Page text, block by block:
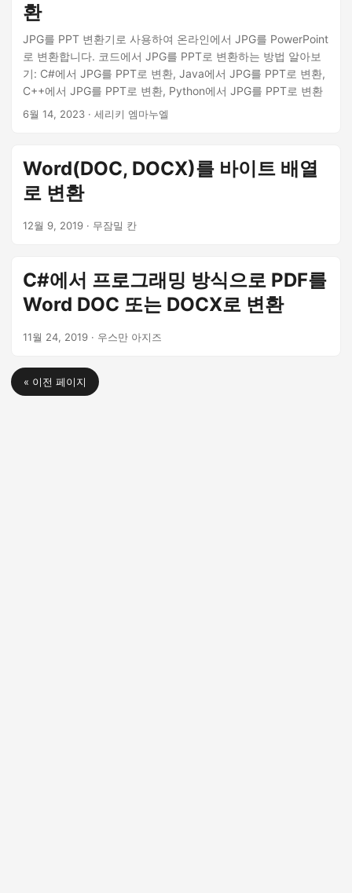
환
JPG를 PPT 변환기로 사용하여 온라인에서 JPG를 PowerPoint
로 변환합니다. 코드에서 JPG를 PPT로 변환하는 방법 알아보
기: C#에서 JPG를 PPT로 변환, Java에서 JPG를 PPT로 변환,
C++에서 JPG를 PPT로 변환, Python에서 JPG를 PPT로 변환
6월 14, 2023 · 세리키 엠마누엘
Word(DOC, DOCX)를 바이트 배열
로 변환
12월 9, 2019 · 무잠밀 칸
C#에서 프로그래밍 방식으로 PDF를
Word DOC 또는 DOCX로 변환
11월 24, 2019 · 우스만 아지즈
« 이전 페이지